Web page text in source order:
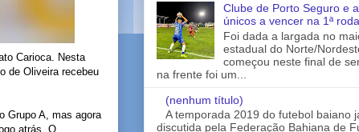
Carioca. Nesta
de Oliveira recebeu
Grupo A, mas agora
atrás. O
Clube de Porto Seguro e
únicos a vencer na 1ª
Foi dada a largada no
estadual do Norte/
começou neste final de
na frente foi um...
(nenhum título)
A temporada 2019 do futebol baiano
discutida pela Federação Bahiana de